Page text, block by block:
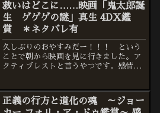
救いはどこに……映画「鬼太郎誕
生 ゲゲゲの謎」真生 4DX鑑
賞 ＊ネタバレ有
久しぶりのおやすみだー！！！ という
ことで朝から映画を見に行きました。ア
クティブレストと言うやつです。感情が
ゲの謎」を4DXで鑑賞してきました。人
生２回目の4DX。一回目...
正義の行方と道化の魂 ～ジョー